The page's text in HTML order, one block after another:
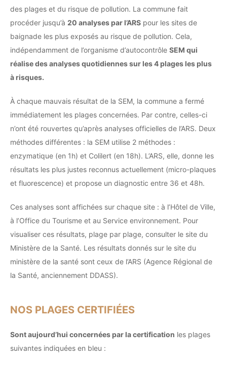
des plages et du risque de pollution. La commune fait
procéder jusqu’à 20 analyses par l’ARS pour les sites de
baignade les plus exposés au risque de pollution. Cela,
indépendamment de l’organisme d’autocontrôle SEM qui
réalise des analyses quotidiennes sur les 4 plages les plus
à risques.
À chaque mauvais résultat de la SEM, la commune a fermé
immédiatement les plages concernées. Par contre, celles-ci
n’ont été rouvertes qu’après analyses officielles de l’ARS. Deux
méthodes différentes : la SEM utilise 2 méthodes :
enzymatique (en 1h) et Colilert (en 18h). L’ARS, elle, donne les
résultats les plus justes reconnus actuellement (micro-plaques
et fluorescence) et propose un diagnostic entre 36 et 48h.
Ces analyses sont affichées sur chaque site : à l’Hôtel de Ville,
à l’Office du Tourisme et au Service environnement. Pour
visualiser ces résultats, plage par plage, consulter le site du
Ministère de la Santé. Les résultats donnés sur le site du
ministère de la santé sont ceux de l’ARS (Agence Régional de
la Santé, anciennement DDASS).
NOS PLAGES CERTIFIÉES
Sont aujourd’hui concernées par la certification les plages
suivantes indiquées en bleu :